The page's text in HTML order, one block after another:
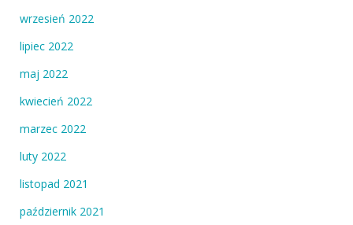
wrzesień 2022
lipiec 2022
maj 2022
kwiecień 2022
marzec 2022
luty 2022
listopad 2021
październik 2021